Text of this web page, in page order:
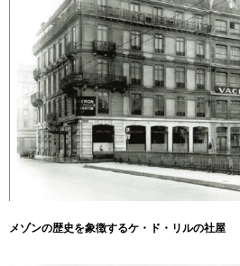
メゾンの歴史を象徴するケ・ド・リルの社屋